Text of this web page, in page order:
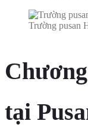
Trường pusan
tại